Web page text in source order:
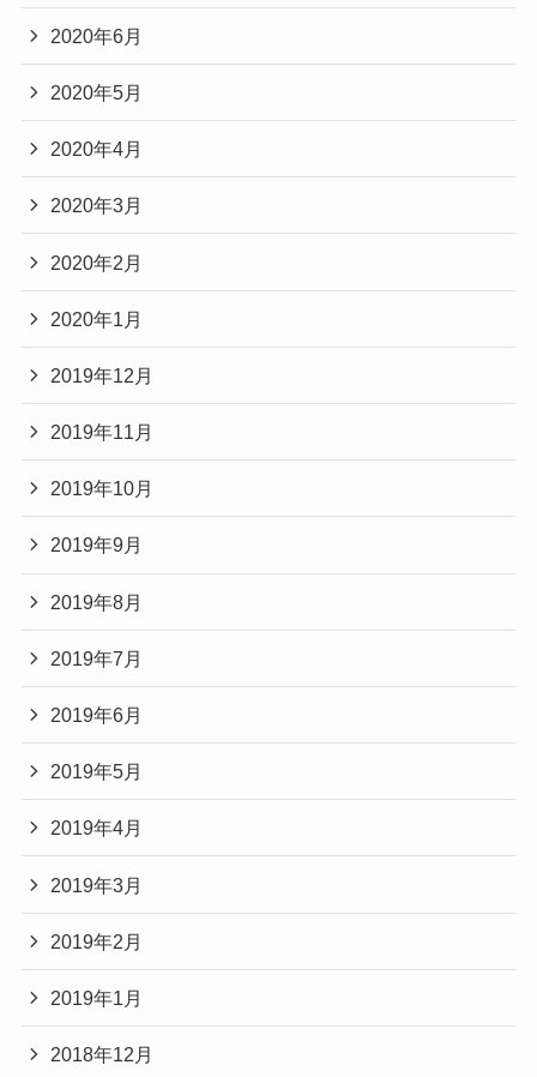
2020年6月
2020年5月
2020年4月
2020年3月
2020年2月
2020年1月
2019年12月
2019年11月
2019年10月
2019年9月
2019年8月
2019年7月
2019年6月
2019年5月
2019年4月
2019年3月
2019年2月
2019年1月
2018年12月